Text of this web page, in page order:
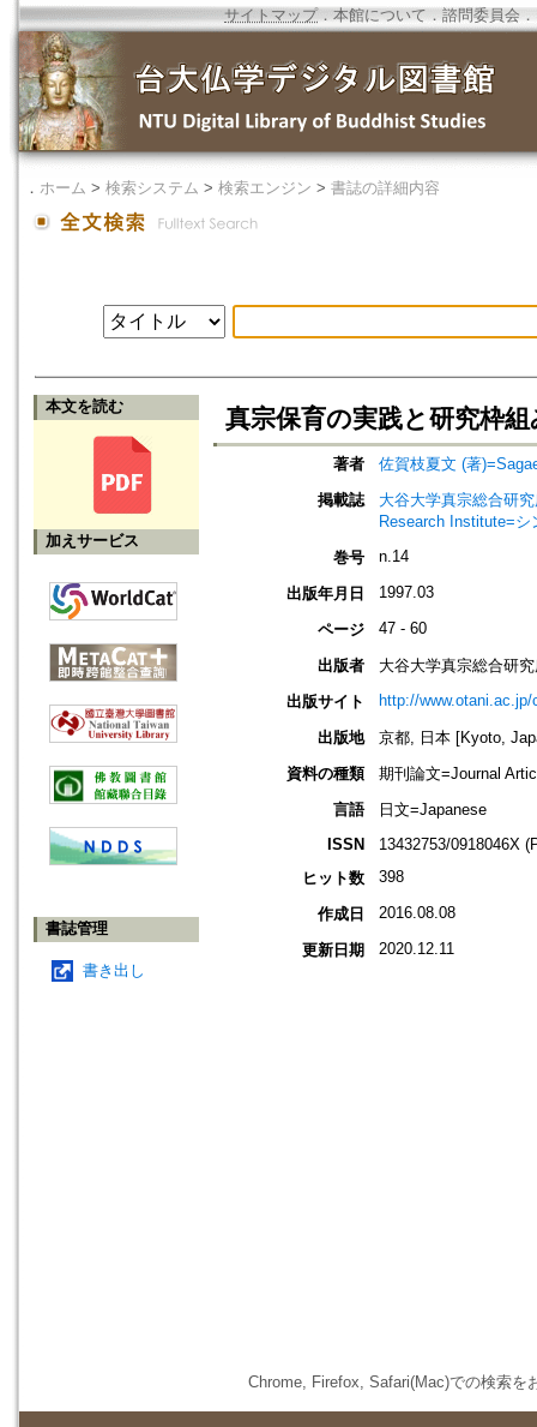
サイトマップ．本館について ． 諮問委員会 ．
． ホーム > 検索システム > 検索エンジン > 書誌の詳細内容
本文を読む
加えサービス
書誌管理
書き出し
真宗保育の実践と研究枠組
著者
佐賀枝夏文 (著
掲載誌
大谷大学真宗総合研
Research Institute=
巻号
n.14
出版年月日 1997.03
ページ 47 - 60
出版者
大谷大学真宗総合研
出版サイト
http://
出版地
京都, 日本 [Kyoto,
資料の種類
期刊論文=Journal
言語
日文=Japanese
ISSN
13432753/0918046X
ヒット数
398
作成日 2016.08.08
更新日期 2020.12.11
Chrome, Firefox, Safari(Mac)での検索を